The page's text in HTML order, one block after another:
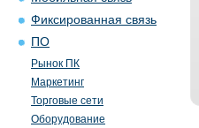
Фиксированная связь
ПО
Рынок ПК
Маркетинг
Торговые сети
Оборудование